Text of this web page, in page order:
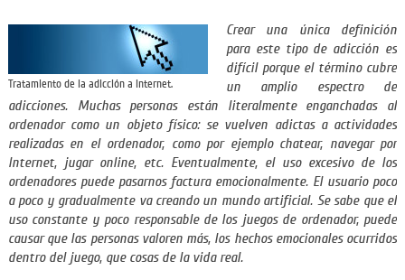
Tratamiento de la adicción a internet.
Crear una única definición
para este tipo de adicción es
difícil porque el término cubre
un amplio espectro de
adicciones. Muchas personas están literalmente enganchadas al
ordenador como un objeto físico: se vuelven adictas a actividades
realizadas en el ordenador, como por ejemplo chatear, navegar por
Internet, jugar online, etc. Eventualmente, el uso excesivo de los
ordenadores puede pasarnos factura emocionalmente. El usuario poco
a poco y gradualmente va creando un mundo artificial. Se sabe que el
uso constante y poco responsable de los juegos de ordenador, puede
causar que las personas valoren más, los hechos emocionales ocurridos
dentro del juego, que cosas de la vida real.